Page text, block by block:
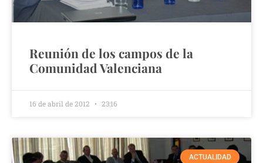
Reunión de los campos de la
Comunidad Valenciana
16 de abril de 2012 23:16
ACTUALIDAD